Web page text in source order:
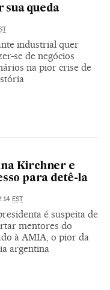
sua queda
industrial quer
se de negócios
na pior crise de
Kirchner e
para detê-la
EST
é suspeita de
mentores do
à AMIA, o pior da
argentina